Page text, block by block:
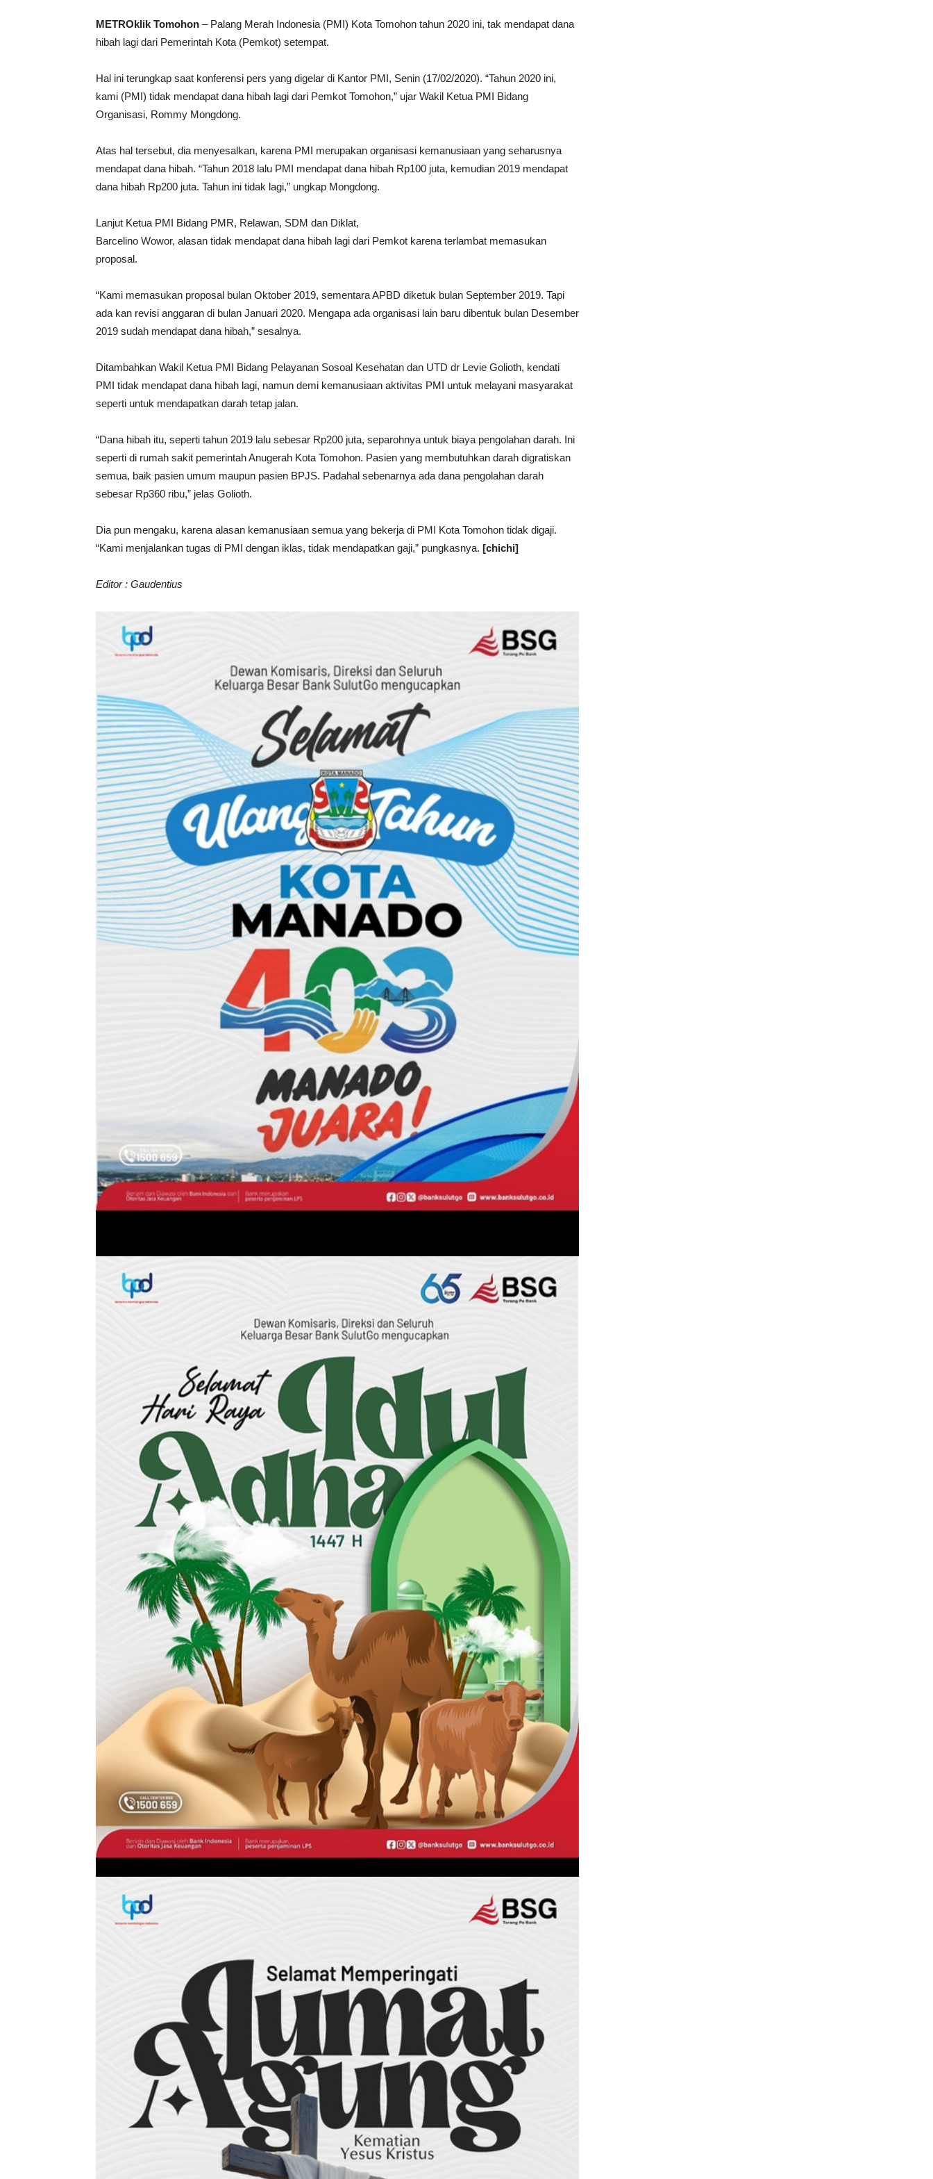
METROklik Tomohon – Palang Merah Indonesia (PMI) Kota Tomohon tahun 2020 ini, tak mendapat dana
hibah lagi dari Pemerintah Kota (Pemkot) setempat.
Hal ini terungkap saat konferensi pers yang digelar di Kantor PMI, Senin (17/02/2020). “Tahun 2020 ini,
kami (PMI) tidak mendapat dana hibah lagi dari Pemkot Tomohon,” ujar Wakil Ketua PMI Bidang
Organisasi, Rommy Mongdong.
Atas hal tersebut, dia menyesalkan, karena PMI merupakan organisasi kemanusiaan yang seharusnya
mendapat dana hibah. “Tahun 2018 lalu PMI mendapat dana hibah Rp100 juta, kemudian 2019 mendapat
dana hibah Rp200 juta. Tahun ini tidak lagi,” ungkap Mongdong.
Lanjut Ketua PMI Bidang PMR, Relawan, SDM dan Diklat,
Barcelino Wowor, alasan tidak mendapat dana hibah lagi dari Pemkot karena terlambat memasukan
proposal.
“Kami memasukan proposal bulan Oktober 2019, sementara APBD diketuk bulan September 2019. Tapi
ada kan revisi anggaran di bulan Januari 2020. Mengapa ada organisasi lain baru dibentuk bulan Desember
2019 sudah mendapat dana hibah,” sesalnya.
Ditambahkan Wakil Ketua PMI Bidang Pelayanan Sosoal Kesehatan dan UTD dr Levie Golioth, kendati
PMI tidak mendapat dana hibah lagi, namun demi kemanusiaan aktivitas PMI untuk melayani masyarakat
seperti untuk mendapatkan darah tetap jalan.
“Dana hibah itu, seperti tahun 2019 lalu sebesar Rp200 juta, separohnya untuk biaya pengolahan darah. Ini
seperti di rumah sakit pemerintah Anugerah Kota Tomohon. Pasien yang membutuhkan darah digratiskan
semua, baik pasien umum maupun pasien BPJS. Padahal sebenarnya ada dana pengolahan darah
sebesar Rp360 ribu,” jelas Golioth.
Dia pun mengaku, karena alasan kemanusiaan semua yang bekerja di PMI Kota Tomohon tidak digaji.
“Kami menjalankan tugas di PMI dengan iklas, tidak mendapatkan gaji,” pungkasnya. [chichi]
Editor : Gaudentius